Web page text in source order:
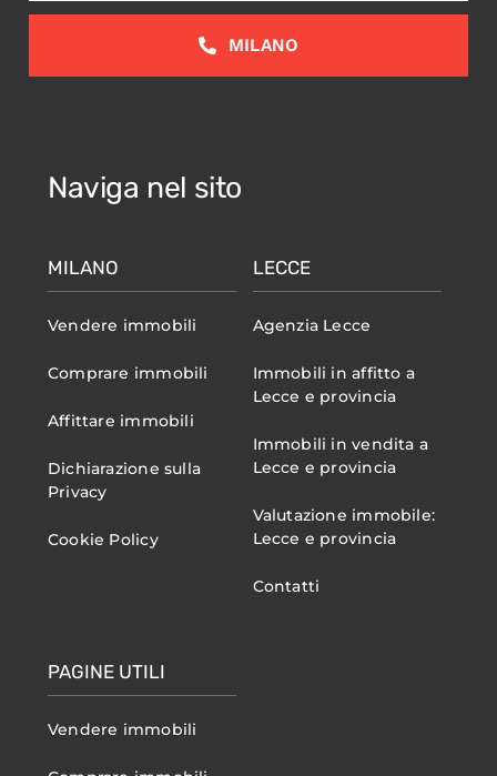
MILANO
Naviga nel sito
MILANO
Vendere immobili
Comprare immobili
Affittare immobili
Dichiarazione sulla
Privacy
Cookie Policy
LECCE
Agenzia Lecce
Immobili in affitto a
Lecce e provincia
Immobili in vendita a
Lecce e provincia
Valutazione immobile:
Lecce e provincia
Contatti
PAGINE UTILI
Vendere immobili